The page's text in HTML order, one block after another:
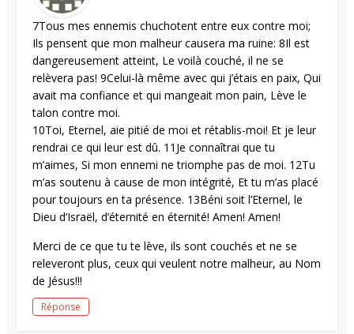
7Tous mes ennemis chuchotent entre eux contre moi;
Ils pensent que mon malheur causera ma ruine: 8Il est
dangereusement atteint, Le voilà couché, il ne se
relèvera pas! 9Celui-là même avec qui j’étais en paix, Qui
avait ma confiance et qui mangeait mon pain, Lève le
talon contre moi.
10Toi, Eternel, aie pitié de moi et rétablis-moi! Et je leur
rendrai ce qui leur est dû. 11Je connaîtrai que tu
m’aimes, Si mon ennemi ne triomphe pas de moi. 12Tu
m’as soutenu à cause de mon intégrité, Et tu m’as placé
pour toujours en ta présence. 13Béni soit l’Eternel, le
Dieu d’Israël, d’éternité en éternité! Amen! Amen!
Merci de ce que tu te lève, ils sont couchés et ne se
releveront plus, ceux qui veulent notre malheur, au Nom
de Jésus!!!
Réponse